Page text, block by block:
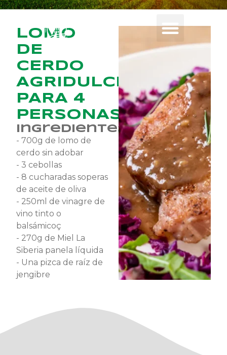
LOMO
DE
CERDO
AGRIDULCE
PARA 4
PERSONAS
Ingredientes
- 700g de lomo de
cerdo sin adobar
- 3 cebollas
- 8 cucharadas soperas
de aceite de oliva
- 250ml de vinagre de
vino tinto o
balsámicoç
- 270g de Miel La
Siberia panela líquida
- Una pizca de raíz de
jengibre